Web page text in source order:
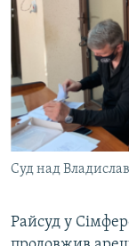
СПЕЦПРОЕКТИ
ДЕПОРТАЦІЯ
ВІДЕОУРОКИ
СВІДЧЕННЯ
УКРАЇНСЬКА
ІНФОГРАФІКА
ЯК ОБІЙТИ
Русский
Qırımtatar
ДОЛУЧАЙСЯ!
Суд над
Райсуд у